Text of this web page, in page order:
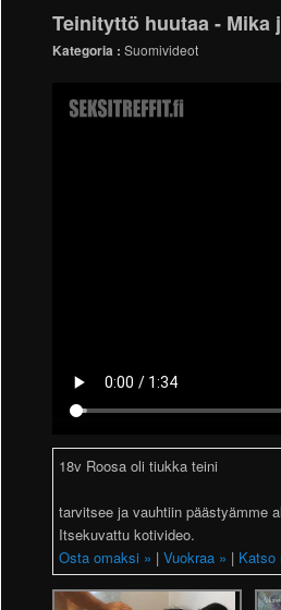
Teinityttö huutaa - Mika
Kategoria :Suomivideot
18v Roosa oli tiukka teini
tarvitsee ja vauhtiin päästyämme
Itsekuvattu kotivideo.
Osta omaksi » |Vuokraa » | Katso